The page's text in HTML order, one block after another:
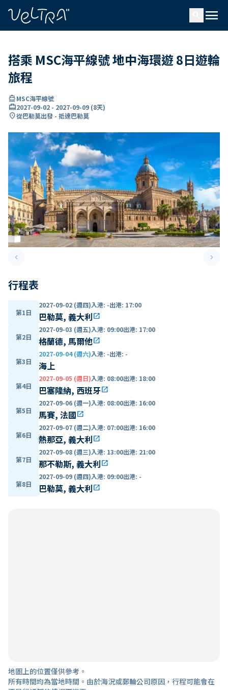
menu
搭乘 MSC海平線號 地中海環遊 8日遊輪
旅程
directions_boatMSC海平線號
card_travel2027-09-02 - 2027-09-09 (8天)
location_on從巴勒莫出發 - 抵達巴勒莫
keyboard_arrow_leftPrevious slide keyboard_arrow_right
行程表
第1日
2027-09-02 (週四)入港: -出港: 17:00
巴勒莫, 義大利open_in_new
第2日
2027-09-03 (週五)入港: 09:00出港: 17:00
格蘭德, 馬爾他open_in_new
第3日
2027-09-04 (週六)入港: -出港: -
海上
第4日
2027-09-05 (週日)入港: 08:00出港: 18:00
巴塞隆納, 西班牙open_in_new
第5日
2027-09-06 (週一)入港: 08:00出港: 16:00
馬賽, 法國open_in_new
第6日
2027-09-07 (週二)入港: 07:00出港: 16:00
熱那亞, 義大利open_in_new
第7日
2027-09-08 (週三)入港: 13:00出港: 21:00
那不勒斯, 義大利open_in_new
第8日
2027-09-09 (週四)入港: 09:00出港: -
巴勒莫, 義大利open_in_new
地圖上的位置僅供參考。
所有時間均為當地時間。由於海況或郵輪公司原因，行程可能會在